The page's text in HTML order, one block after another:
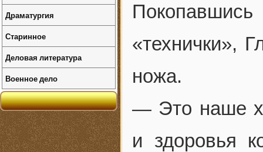
«технички»,
ножа.
— Это наше
и здоровья
Драматургия
Старинное
Деловая литература
Военное дело